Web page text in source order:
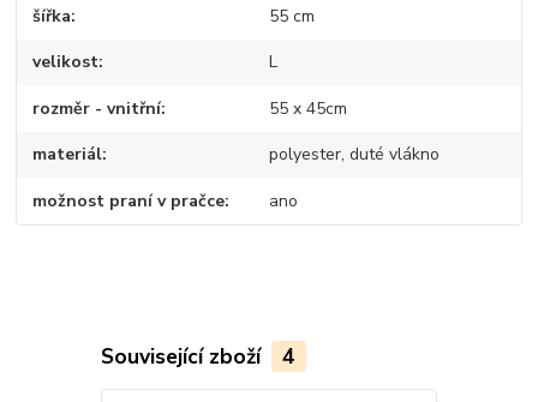
šířka 55 cm
velikost L
rozměr - vnitřní 55 x 45cm
materiál polyester, duté vlákno
možnost praní v pračce ano
Související zboží 4